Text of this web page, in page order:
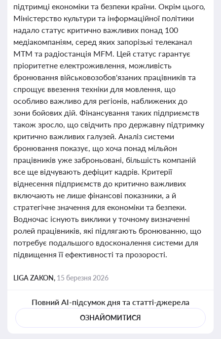
підтримці економіки та безпеки країни. Окрім цього,
Міністерство культури та інформаційної політики
надало статус критично важливих понад 100
медіакомпаніям, серед яких запорізькі телеканал
МТМ та радіостанція МFM. Цей статус гарантує
пріоритетне електроживлення, можливість
бронювання військовозобов'язаних працівників та
спрощує ввезення техніки для мовлення, що
особливо важливо для регіонів, наближених до
зони бойових дій. Фінансування таких підприємств
також зросло, що свідчить про державну підтримку
критично важливих галузей. Аналіз системи
бронювання показує, що хоча понад мільйон
працівників уже заброньовані, більшість компаній
все ще відчувають дефіцит кадрів. Критерії
віднесення підприємств до критично важливих
включають не лише фінансові показники, а й
стратегічне значення для економіки та безпеки.
Водночас існують виклики у точному визначенні
ролей працівників, які підлягають бронюванню, що
потребує подальшого вдосконалення системи для
підвищення її ефективності та прозорості.
LIGA ZAKON, 15 березня 2026
Повний AI-підсумок дня та статті-джерела
ОЗНАЙОМИТИСЯ